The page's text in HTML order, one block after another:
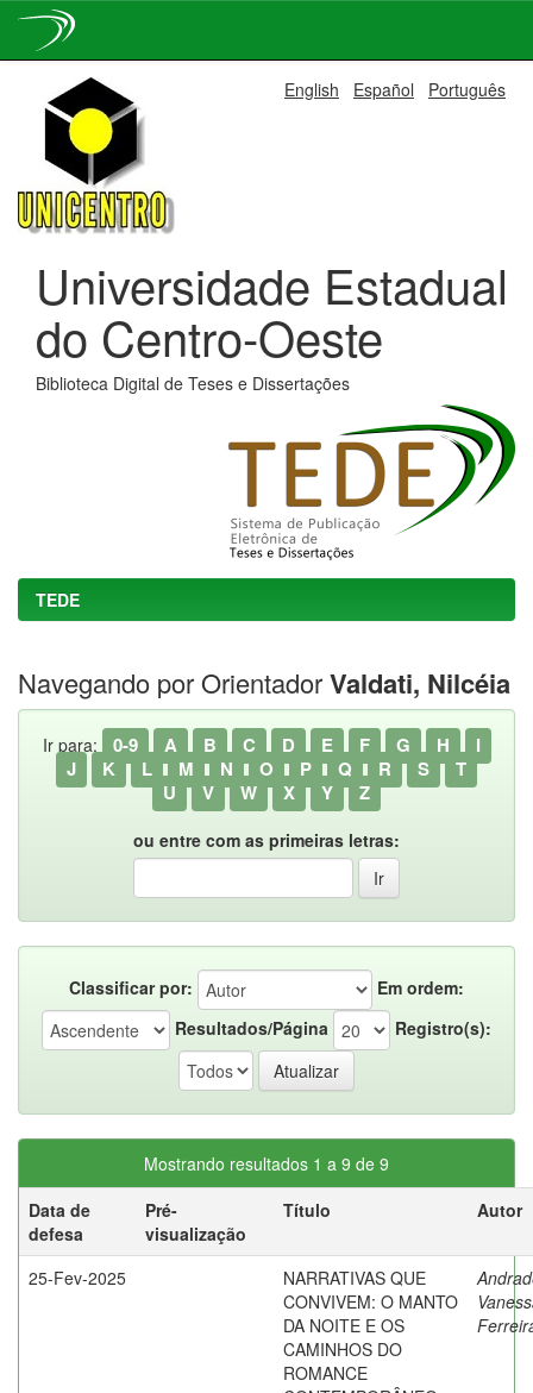
navigation
English Español Português
Universidade Estadual
do Centro-Oeste
Biblioteca Digital de Teses e Dissertações
TEDE
Navegando por OrientadorValdati, Nilcéia
Ir para: 0-9 A B C D E F G H
I
J
K L M N O P Q R S
T
U
V W X Y Z
ou entre com as primeiras letras:
Classificar por:
Em ordem:
Resultados/Página
Registro(s):
Mostrando resultados 1 a 9 de 9
Data de
defesa
Pré-
visualização
Título Autor
25-Fev-2025
NARRATIVAS QUE
CONVIVEM: O MANTO
DA NOITE E OS
CAMINHOS DO
ROMANCE